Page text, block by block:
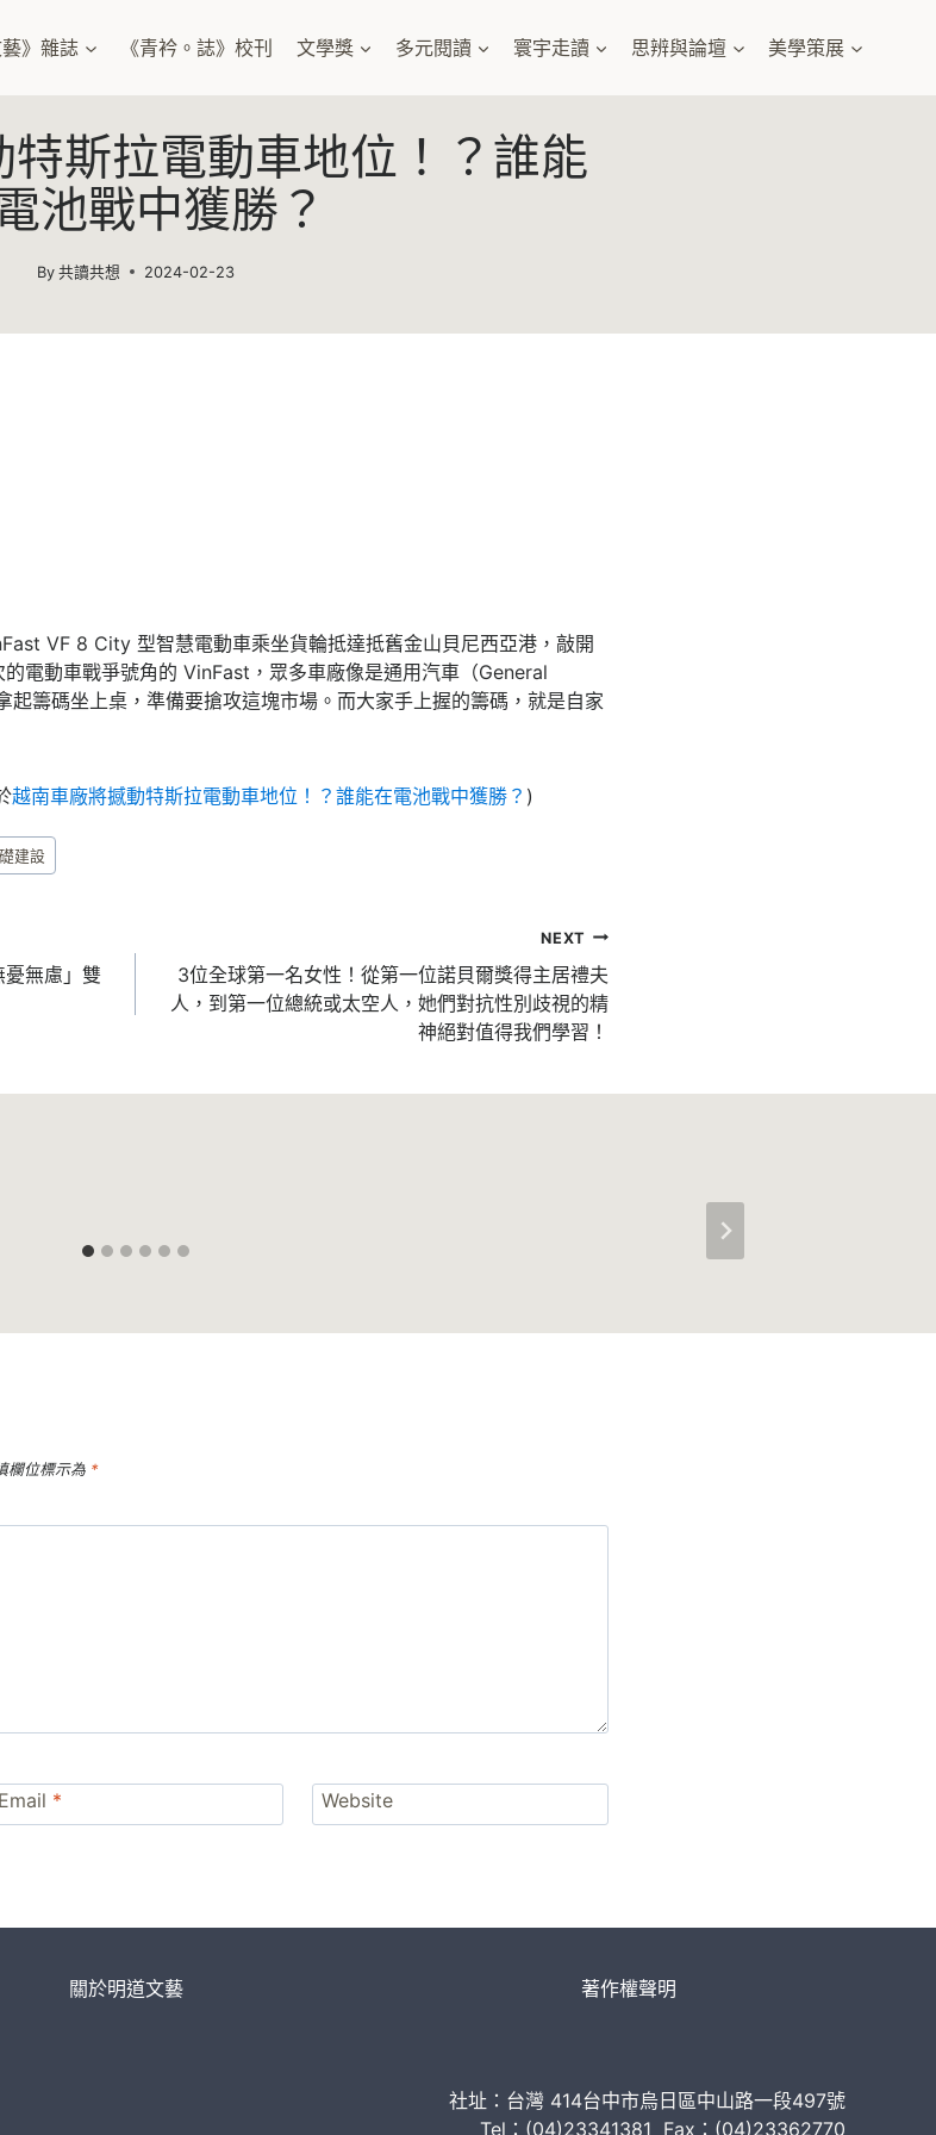
藝》雜誌 《青衿。誌》校刊 文學獎 多元閱讀 寰宇走讀 思辨與論壇 美學策展
斯拉電動車地位！？誰能
池戰中獲勝？
By 共讀共想 2024-02-23
VF 8 City 型智慧電動車乘坐貨輪抵達抵舊金山貝尼西亞港，敲開
電動車戰爭號角的 VinFast，眾多車廠像是通用汽車（General
籌碼坐上桌，準備要搶攻這塊市場。而大家手上握的籌碼，就是自家
越南車廠將撼動特斯拉電動車地位！？誰能在電池戰中獲勝？ )
建設
憂無慮」雙
NEXT
3位全球第一名女性！從第一位諾貝爾獎得主居禮夫
人，到第一位總統或太空人，她們對抗性別歧視的精
神絕對值得我們學習！
欄位標示為 *
Email * Website
關於明道文藝 著作權聲明
社址：台灣 414台中市烏日區中山路一段497號
Tel：(04)23341381 Fax：(04)23362770